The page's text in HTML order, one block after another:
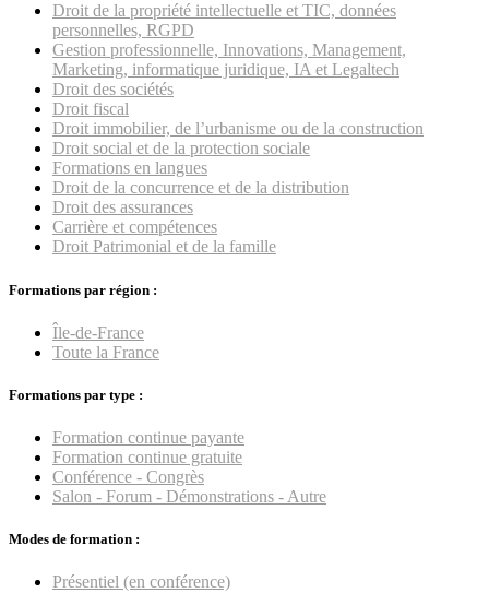
Droit de la propriété intellectuelle et TIC, données
personnelles, RGPD
Gestion professionnelle, Innovations, Management,
Marketing, informatique juridique, IA et Legaltech
Droit des sociétés
Droit fiscal
Droit immobilier, de l’urbanisme ou de la construction
Droit social et de la protection sociale
Formations en langues
Droit de la concurrence et de la distribution
Droit des assurances
Carrière et compétences
Droit Patrimonial et de la famille
Formations par région :
Île-de-France
Toute la France
Formations par type :
Formation continue payante
Formation continue gratuite
Conférence - Congrès
Salon - Forum - Démonstrations - Autre
Modes de formation :
Présentiel (en conférence)